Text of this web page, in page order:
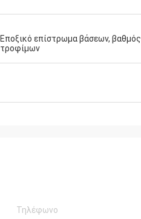
Εποξικό επίστρωμα βάσεων, βαθμός
τροφίμων